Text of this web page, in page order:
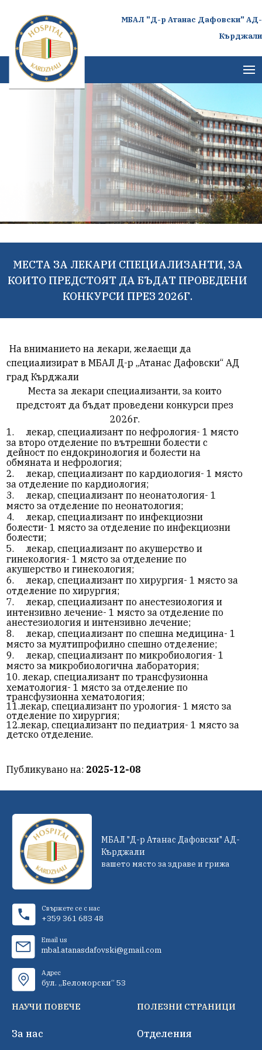
МБАЛ "Д-р Атанас Дафовски" АД-
Кърджали
МЕСТА ЗА ЛЕКАРИ СПЕЦИАЛИЗАНТИ, ЗА
КОИТО ПРЕДСТОЯТ ДА БЪДАТ ПРОВЕДЕНИ
КОНКУРСИ ПРЕЗ 2026Г.
На вниманието на лекари, желаещи да
специализират в МБАЛ Д-р „Атанас Дафовски“ АД
град Кърджали
Места за лекари специализанти, за които
предстоят да бъдат проведени конкурси през
2026г.
1.
лекар, специализант по нефрология- 1 място
за второ отделение по вътрешни болести с
дейност по ендокринология и болести на
обмяната и нефрология;
2.
лекар, специализант по кардиология- 1 място
за отделение по кардиология;
3.
лекар, специализант по неонатология- 1
място за отделение по неонатология;
4.
лекар, специализант по инфекциозни
болести- 1 място за отделение по инфекциозни
болести;
5.
лекар, специализант по акушерство и
гинекология- 1 място за отделение по
акушерство и гинекология;
6.
лекар, специализант по хирургия- 1 място за
отделение по хирургия;
7.
лекар, специализант по анестезиология и
интензивно лечение- 1 място за отделение по
анестезиология и интензивно лечение;
8.
лекар, специализант по спешна медицина- 1
място за мултипрофилно спешно отделение;
9.
лекар, специализант по микробиология- 1
място за микробиологична лаборатория;
10. лекар, специализант по трансфузионна
хематология- 1 място за отделение по
трансфузионна хематология;
11.лекар, специализант по урология- 1 място за
отделение по хирургия;
12.лекар, специализант по педиатрия- 1 място за
детско отделение.
Публикувано на: 2025-12-08
МБАЛ "Д-р Атанас Дафовски" АД-
Кърджали
вашето място за здраве и грижа
Свържете се с нас
+359 361 683 48
Email us
mbal.atanasdafovski@gmail.com
Адрес
бул. „Беломорски“ 53
НАУЧИ ПОВЕЧЕ
За нас
ПОЛЕЗНИ СТРАНИЦИ
Отделения